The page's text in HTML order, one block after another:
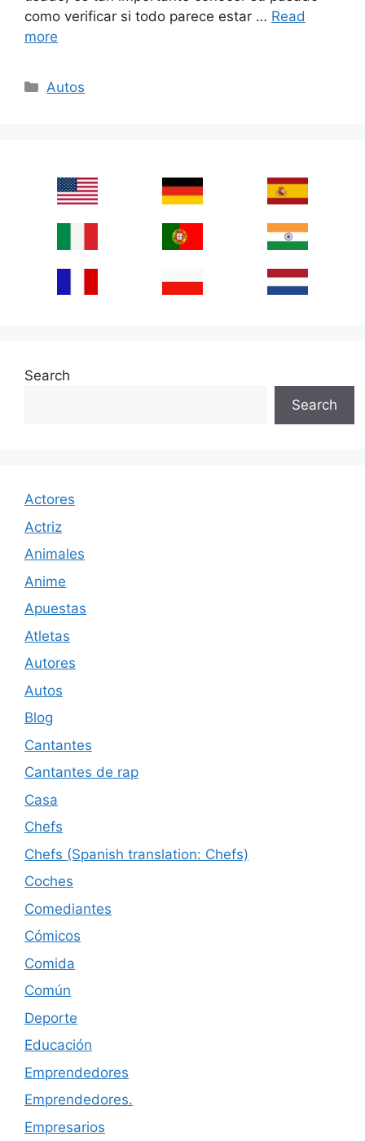
como verificar si todo parece estar … Read
more
Categories
Autos
Search
Search
Actores
Actriz
Animales
Anime
Apuestas
Atletas
Autores
Autos
Blog
Cantantes
Cantantes de rap
Casa
Chefs
Chefs (Spanish translation: Chefs)
Coches
Comediantes
Cómicos
Comida
Común
Deporte
Educación
Emprendedores
Emprendedores.
Empresarios